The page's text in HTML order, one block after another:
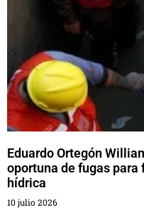
Eduardo Ortegón
oportuna de fugas
hídrica
10 julio 2026